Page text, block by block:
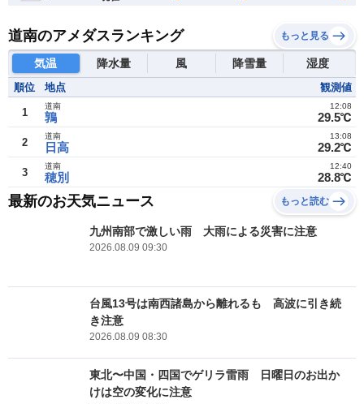
道南のアメダスランキング もっと見る
気温 降水量 風 降雪量 湿度
順位 地点 観測値
1 鶉
道南
29.5℃
12:08
2 日高
道南
29.2℃
13:08
3 穂別
道南
28.8℃
12:40
最新のお天気ニュース もっと読む
九州南部で激しい雨 大雨による災害に注意
2026.08.09 09:30
台風13号は南西諸島から離れるも 高波に引き続
き注意
2026.08.09 08:30
東北〜中国・四国でゲリラ雷雨 日曜日のお出か
けは空の変化に注意